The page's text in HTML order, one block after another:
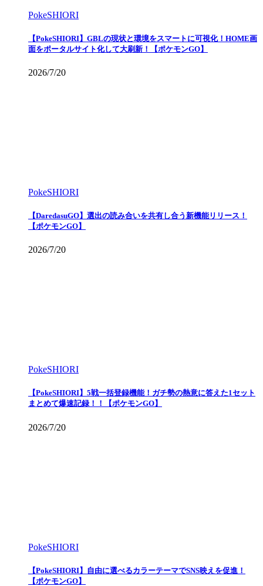
PokeSHIORI
【PokeSHIORI】GBLの現状と環境をスマートに可視化！HOME画
面をポータルサイト化して大刷新！【ポケモンGO】
2026/7/20
PokeSHIORI
【DaredasuGO】選出の読み合いを共有し合う新機能リリース！
【ポケモンGO】
2026/7/20
PokeSHIORI
【PokeSHIORI】5戦一括登録機能！ガチ勢の熱意に答えた1セット
まとめて爆速記録！！【ポケモンGO】
2026/7/20
PokeSHIORI
【PokeSHIORI】自由に選べるカラーテーマでSNS映えを促進！
【ポケモンGO】